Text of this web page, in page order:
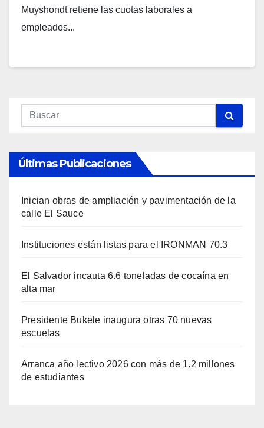
Muyshondt retiene las cuotas laborales a
empleados...
Últimas Publicaciones
Inician obras de ampliación y pavimentación de la
calle El Sauce
Instituciones están listas para el IRONMAN 70.3
El Salvador incauta 6.6 toneladas de cocaína en
alta mar
Presidente Bukele inaugura otras 70 nuevas
escuelas
Arranca año lectivo 2026 con más de 1.2 millones
de estudiantes